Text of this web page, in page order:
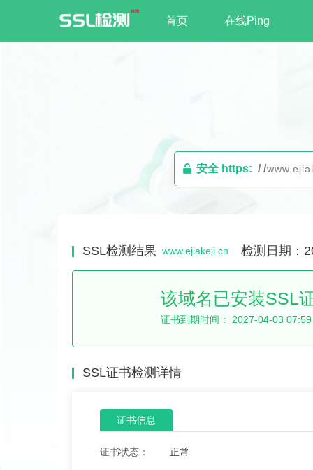
首页 在线Ping
安全 https: / /
SSL检测结果 www.ejiakeji.cn 检测日期：
该域名已安装SSL
证书到期时间： 2027-04-03 07:59
SSL证书检测详情
证书信息
证书状态： 正常